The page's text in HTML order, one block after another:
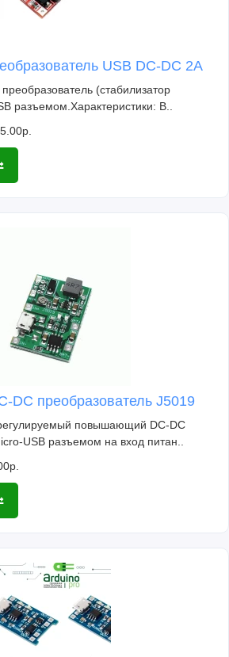
USB DC-DC 2A
(стабилизатор
разъемом.Характеристики: В..
преобразователь J5019
повышающий DC-DC
USB разъемом на вход питан..